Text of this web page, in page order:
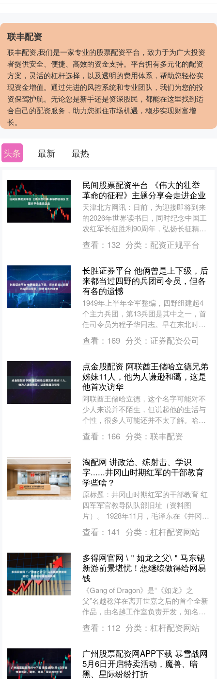
联丰配资
联丰配资,我们是一家专业的股票配资平台，致力于为广大投资
者提供安全、便捷、高效的资金支持。平台拥有多元化的配资
方案，灵活的杠杆选择，以及透明的费用体系，帮助您轻松实
现资金增值。通过先进的风控系统和专业团队，我们为您的投
资保驾护航。无论您是新手还是资深股民，都能在这里找到适
合自己的配资服务，助力您抓住市场机遇，稳步实现财富增
长。
头条 最新 最热
民间股票配资平台 《伟大的壮举
革命的征程》主题分享会走进企业
天津北方网讯：日前，为迎接即将到来
的2026年世界读书日，同时纪念中国工
农红军长征胜利90周年，弘扬长征精
神，坚定长征信念，天津蔷之屏书店送
书进企业，到职工中间....
查看： 132 分类： 配资正规平台
长胜证券平台 他俩曾是上下级，后
来都当过四野的兵团司令员，但各
有各的遗憾
1949年上半年全军整编，四野组建起4
个主力兵团，第13兵团是其中之一，首
任司令员为程子华同志。早在东北时
期，程子华便已经担任过兵团司令了，
当时他执掌东野第二兵....
查看： 169 分类： 证券配资公司
点金股配资 阿联酋王储哈立德兄弟
姊妹11人，他为人谦逊和蔼，这是
他首次访华
阿联酋王储哈立德，这个名字可能对不
少人来说并不陌生，但说起他的生活与
个性，很多人可能还并不太了解。哈立
德是阿联酋总统穆罕默德的长子，他有
11个兄弟姐妹，其中有4....
查看： 166 分类： 联丰配资
淘配网 讲政治、练射击、学识
字......井冈山时期红军的干部教育
学些啥？
原标题：井冈山时期红军的干部教育 红
四军军官教导队队部旧址（资料图
片）。 1928年11月，毛泽东在《井冈山
的斗争》一文中向中共中央汇报：“为着
训练下级军官，现....
查看： 141 分类： 杠杆配资网站
多得网官网 \＂如龙之父\＂马东锡
新游前景堪忧！想继续做得给网易
钱
《Gang of Dragon》是“《如龙》之
父”名越稔洋在离开世嘉之后的首个全新
作品，由名越工作室负责开发，知名韩
裔男星马东锡主演。最初于TGA2025上
首曝....
查看： 112 分类： 杠杆配资网站
广州股票配资网APP下载 暴雪战网
5月6日开启特卖活动，魔兽、暗
黑、星际纷纷打折